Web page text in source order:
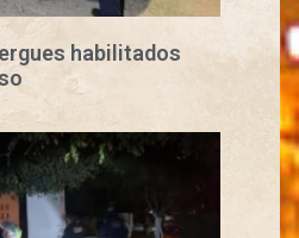
habilitados